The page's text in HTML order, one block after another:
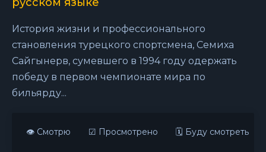
История жизни и профессионального
становления турецкого спортсмена, Семиха
Сайгынерв, сумевшего в 1994 году одержать
победу в первом чемпионате мира по
бильярду...
👁 Смотрю ☑ Просмотрено 🗓 Буду смотреть